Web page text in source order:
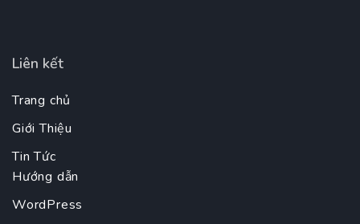
Liên kết
Trang chủ
Giới Thiệu
Tin Tức
Hướng dẫn
WordPress